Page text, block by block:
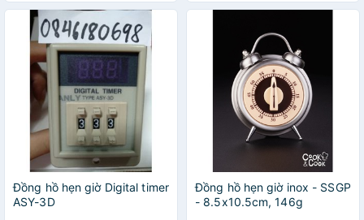
Đồng hồ hẹn giờ Digital timer
ASY-3D
Đồng hồ hẹn giờ inox - SSGP
- 8.5x10.5cm, 146g